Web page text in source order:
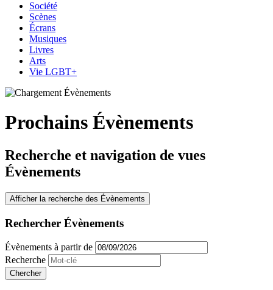
Société
Scènes
Écrans
Musiques
Livres
Arts
Vie LGBT+
Prochains Évènements
Recherche et navigation de vues
Évènements
Afficher la recherche des Évènements
Rechercher Évènements
Évènements à partir de
Recherche